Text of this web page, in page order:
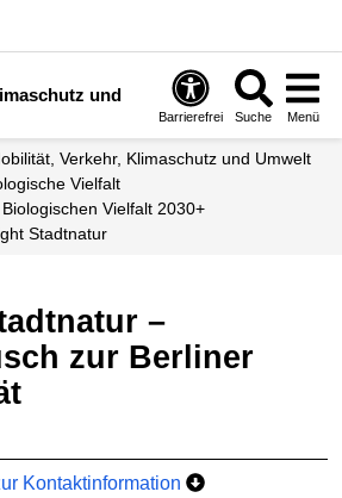
und
Barrierefrei Suche Menü
Verkehr, Klimaschutz und Umwelt
Vielfalt
Biologischen Vielfalt 2030+
Stadtnatur
zur Berliner
Kontaktinformation